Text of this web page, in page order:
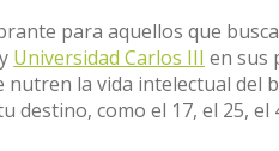
para aquellos que
y Universidad Carlos III en sus
nutren la vida intelectual del
como el 17, el 25, el